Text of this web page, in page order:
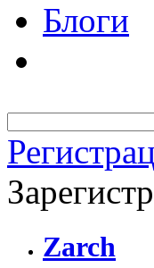
Блоги
Zarch